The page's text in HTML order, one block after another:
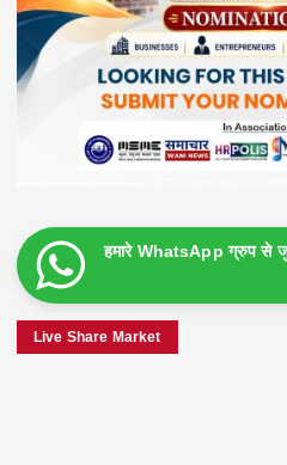
हमारे WhatsApp ग्रुप से
Live Share Market